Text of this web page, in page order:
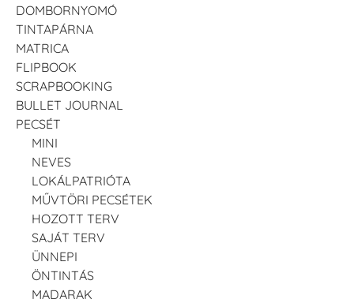
DOMBORNYOMÓ
TINTAPÁRNA
MATRICA
FLIPBOOK
SCRAPBOOKING
BULLET JOURNAL
PECSÉT
MINI
NEVES
LOKÁLPATRIÓTA
MŰVTÖRI PECSÉTEK
HOZOTT TERV
SAJÁT TERV
ÜNNEPI
ÖNTINTÁS
MADARAK